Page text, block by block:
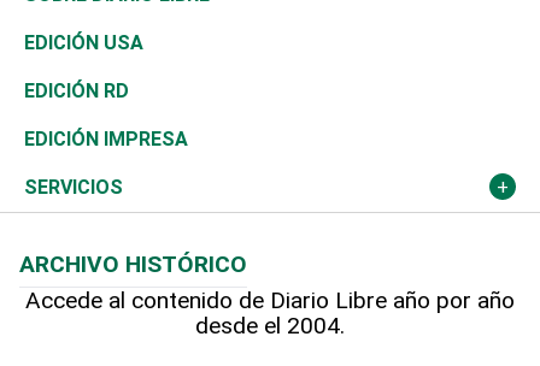
Reportajes
África
Ocenanía
Caribe
Resto del mundo
Vivienda
Telecom.
Global y variable
Economía personal
Buena Vida
Sociales
Novedades
Podcast Arte Libre
Hablando con el pediatra
Ciclismo
Tenis
Olimpismo
Más deportes
Línea de hit
En Directo
El Espía
Noticiero Poteleche
Columnistas
Más firmas
Tecnología
Historia
Martes de tecnología
Cambio climático
Economía
Revista
Deportes
Opinión
Hecho en casa
EDICIÓN USA
EDICIÓN RD
EDICIÓN IMPRESA
SERVICIOS
Cumpleaños
ARCHIVO HISTÓRICO
Accede al contenido de Diario Libre año por año
desde el 2004.